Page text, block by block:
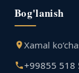
Bog'lanish
Xamal
+99855 518